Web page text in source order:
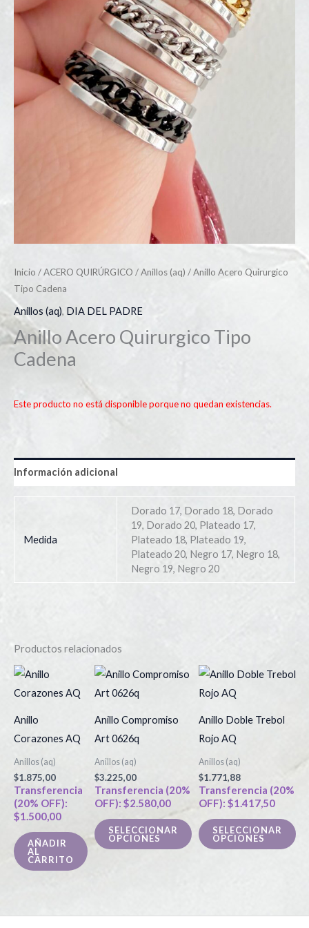
Inicio /ACERO QUIRÚRGICO /Anillos (aq) / Anillo Acero Quirurgico
Tipo Cadena
Anillos (aq), DIA DEL PADRE
Anillo Acero Quirurgico Tipo
Cadena
Este producto no está disponible porque no quedan existencias.
Información adicional
Medida
Dorado 17, Dorado 18, Dorado
19, Dorado 20, Plateado 17,
Plateado 18, Plateado 19,
Plateado 20, Negro 17, Negro 18,
Negro 19, Negro 20
Productos relacionados
Anillo
Corazones AQ
Anillos (aq)
$1.875,00
Transferencia
(20% OFF):
$1.500,00
AÑADIR
AL
CARRITO
Anillo Compromiso
Art 0626q
Anillos (aq)
$3.225,00
Transferencia (20%
OFF): $2.580,00
SELECCIONAR
OPCIONES
Este
producto
variantes.
Las
opciones
se
pueden
elegir
de
Anillo Doble Trebol
Rojo AQ
Anillos (aq)
$1.771,88
Transferencia (20%
OFF): $1.417,50
SELECCIONAR
OPCIONES
de